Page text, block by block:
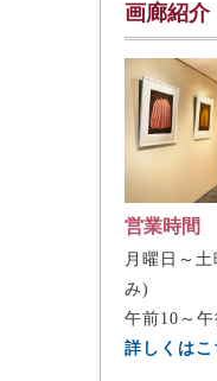
画廊紹介
営業時間
月曜日～
み)
午前10～
詳しくはこ